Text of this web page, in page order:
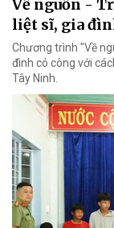
Về nguồn -
liệt sĩ, gia
Chương trình "Về
đình có công với
Tây Ninh.